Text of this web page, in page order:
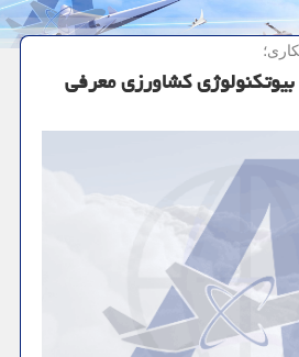
کشاورزی معرفی